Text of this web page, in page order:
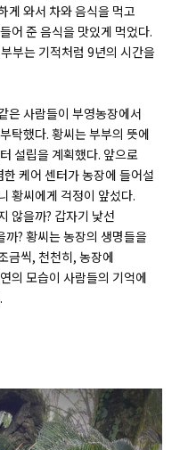
게 와서 차와 음식을 먹고
어 준 음식을 맛있게 먹었다.
부는 기적처럼 9년의 시간을
은 사람들이 부영농장에서
탁했다. 황씨는 부부의 뜻에
설립을 계획했다. 앞으로
케어 센터가 농장에 들어설
황씨에게 걱정이 앞섰다.
않을까? 갑자기 낯선
? 황씨는 농장의 생명들을
금씩, 천천히, 농장에
의 모습이 사람들의 기억에